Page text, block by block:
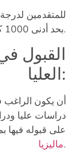
للمتقدمين
بحد أدنى 1000 كلمة ذات صلة بالمجال المقصود للدراسة.
العليا:
أن يكون
دراسات عليا
على قبوله فيها
ماليزيا.